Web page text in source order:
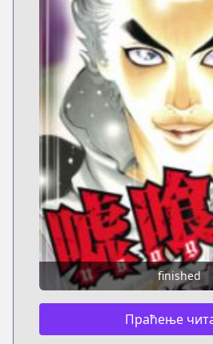
finished
Праћење